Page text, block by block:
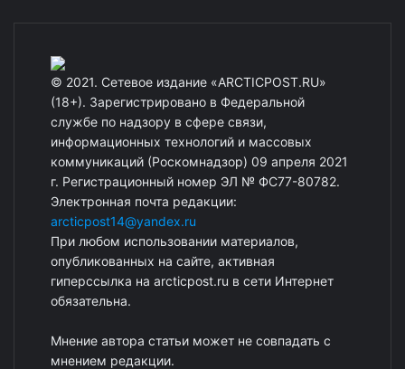
© 2021. Сетевое издание «ARCTICPOST.RU»
(18+). Зарегистрировано в Федеральной
службе по надзору в сфере связи,
информационных технологий и массовых
коммуникаций (Роскомнадзор) 09 апреля 2021
г. Регистрационный номер ЭЛ № ФС77-80782.
Электронная почта редакции:
arcticpost14@yandex.ru
При любом использовании материалов,
опубликованных на сайте, активная
гиперссылка на arcticpost.ru в сети Интернет
обязательна.
Мнение автора статьи может не совпадать с
мнением редакции.